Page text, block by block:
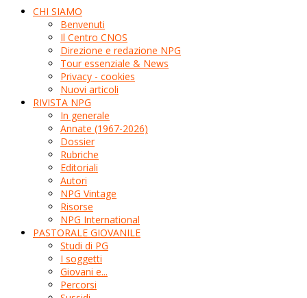
CHI SIAMO
Benvenuti
Il Centro CNOS
Direzione e redazione NPG
Tour essenziale & News
Privacy - cookies
Nuovi articoli
RIVISTA NPG
In generale
Annate (1967-2026)
Dossier
Rubriche
Editoriali
Autori
NPG Vintage
Risorse
NPG International
PASTORALE GIOVANILE
Studi di PG
I soggetti
Giovani e...
Percorsi